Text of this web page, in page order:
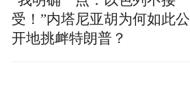
受！”内塔尼亚胡为何如此公
开地挑衅特朗普？